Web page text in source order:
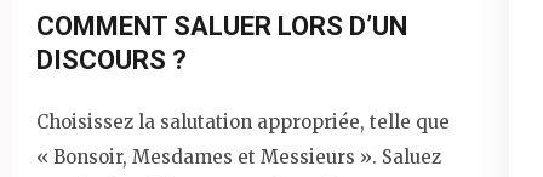
COMMENT SALUER LORS D’UN
DISCOURS ?
Choisissez la salutation appropriée, telle que
« Bonsoir, Mesdames et Messieurs ». Saluez